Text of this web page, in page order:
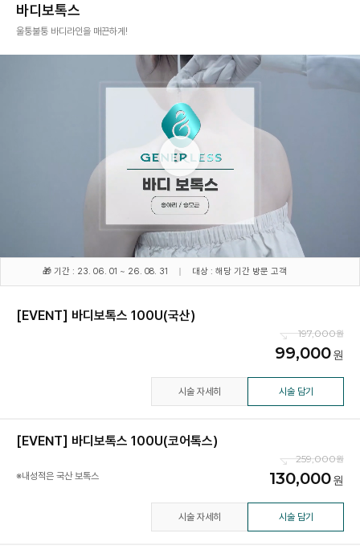
바디보톡스
울퉁불퉁 바디라인을 매끈하게!
🎁 기간 : 23. 06. 01 ~ 26. 08. 31 대상 : 해당 기간 방문 고객
[EVENT] 바디보톡스 100U(국산)
197,000
99,000
시술 자세히 시술 담기
[EVENT] 바디보톡스 100U(코어톡스)
※내성적은 국산 보톡스
259,000
130,000
시술 자세히 시술 담기